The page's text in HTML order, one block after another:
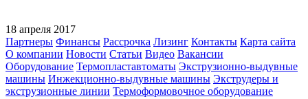
18 апреля 2017
Партнеры Финансы Рассрочка Лизинг Контакты Карта сайта
О компании Новости Статьи Видео Вакансии
Оборудование Термопластавтоматы Экструзионно-выдувные
машины Инжекционно-выдувные машины Экструдеры и
экструзионные линии Термоформовочное оборудование